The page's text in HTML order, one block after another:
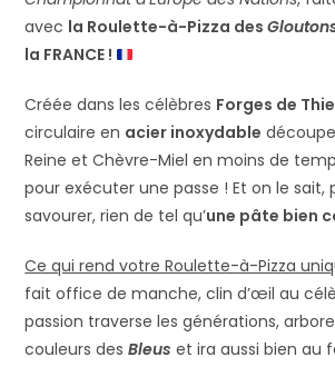
avec la Roulette-à-Pizza des
la FRANCE !
Créée dans les célèbres Forges de
circulaire en acier inoxydable
Reine et Chèvre-Miel en moins de
pour exécuter une passe ! Et on le sait,
savourer, rien de tel qu’une pâte bien
Ce qui rend votre Roulette-à-Pizza
fait office de manche, clin d’œil au
passion traverse les générations,
couleurs desBleus et ira aussi bien au